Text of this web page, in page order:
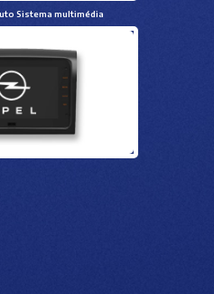
Sistema multimédia